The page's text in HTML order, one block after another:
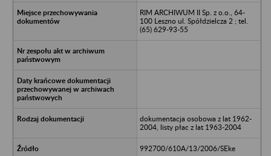
RIM ARCHIWUM II Sp. z o.o., 64-
100 Leszno ul. Spółdzielcza 2 ; tel.
(65) 629-93-55
dokumentacja osobowa z lat 1962-
2004, listy płac z lat 1963-2004
992700/610A/13/2006/SEke